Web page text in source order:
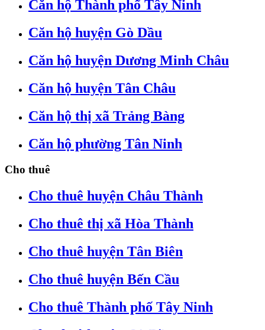
Căn hộ Thành phố Tây Ninh
Căn hộ huyện Gò Dầu
Căn hộ huyện Dương Minh Châu
Căn hộ huyện Tân Châu
Căn hộ thị xã Trảng Bàng
Căn hộ phường Tân Ninh
Cho thuê
Cho thuê huyện Châu Thành
Cho thuê thị xã Hòa Thành
Cho thuê huyện Tân Biên
Cho thuê huyện Bến Cầu
Cho thuê Thành phố Tây Ninh